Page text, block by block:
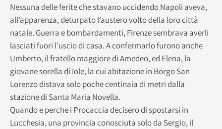
Nessuna delle ferite che stavano uccidendo Napoli aveva,
all’apparenza, deturpato l’austero volto della loro città
natale. Guerra e bombardamenti, Firenze sembrava averli
lasciati fuori l’uscio di casa. A confermarlo furono anche
Umberto, il fratello maggiore di Amedeo, ed Elena, la
giovane sorella di Iole, la cui abitazione in Borgo San
Lorenzo distava solo poche centinaia di metri dalla
stazione di Santa Maria Novella.
Quando e perche i Procaccia decisero di spostarsi in
Lucchesia, una provincia conosciuta solo da Sergio, il